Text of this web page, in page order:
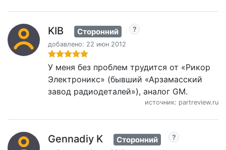
KIB Сторонний
добавлено: 22 июн 2012
У меня без проблем трудится от «Рикор
Электроникс» (бывший «Арзамасский
завод радиодеталей»), аналог GM.
источник: partreview.ru
Gennadiy K Сторонний